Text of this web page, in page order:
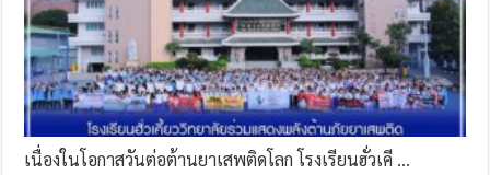
เนื่องในโอกาสวันต่อต้านยาเสพติดโลก โรงเรียนฮั่วเคี …